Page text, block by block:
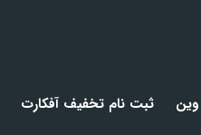
ثبت نام تخفیف آفکارت